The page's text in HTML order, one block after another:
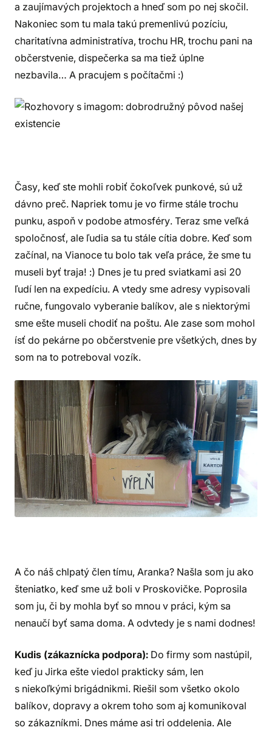
a zaujímavých projektoch a hneď som po nej skočil.
Nakoniec som tu mala takú premenlivú pozíciu,
charitatívna administratíva, trochu HR, trochu pani na
občerstvenie, dispečerka sa ma tiež úplne
nezbavila… A pracujem s počítačmi :)
Časy, keď ste mohli robiť čokoľvek punkové, sú už
dávno preč. Napriek tomu je vo firme stále trochu
punku, aspoň v podobe atmosféry. Teraz sme veľká
spoločnosť, ale ľudia sa tu stále cítia dobre. Keď som
začínal, na Vianoce tu bolo tak veľa práce, že sme tu
museli byť traja! :) Dnes je tu pred sviatkami asi 20
ľudí len na expedíciu. A vtedy sme adresy vypisovali
ručne, fungovalo vyberanie balíkov, ale s niektorými
sme ešte museli chodiť na poštu. Ale zase som mohol
ísť do pekárne po občerstvenie pre všetkých, dnes by
som na to potreboval vozík.
A čo náš chlpatý člen tímu, Aranka? Našla som ju ako
šteniatko, keď sme už boli v Proskovičke. Poprosila
som ju, či by mohla byť so mnou v práci, kým sa
nenaučí byť sama doma. A odvtedy je s nami dodnes!
Kudis (zákaznícka podpora): Do firmy som nastúpil,
keď ju Jirka ešte viedol prakticky sám, len
s niekoľkými brigádnikmi. Riešil som všetko okolo
balíkov, dopravy a okrem toho som aj komunikoval
so zákazníkmi. Dnes máme asi tri oddelenia. Ale